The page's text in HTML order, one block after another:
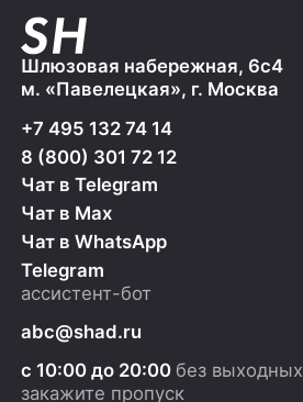
Шлюзовая набережная, 6с4
м. «Павелецкая», г. Москва
+7 495 132 74 14
8 (800) 301 72 12
Чат в Telegram
Чат в Max
Чат в WhatsApp
Telegram
ассистент-бот
abc@shad.ru
с 10:00 до 20:00 без выходных
закажите пропуск